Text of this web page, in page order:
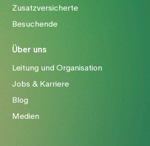
Zusatzversicherte
Besuchende
Über uns
Leitung und Organisation
Jobs & Karriere
Blog
Medien